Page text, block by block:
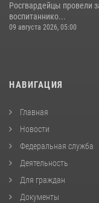
Росгвардейцы провели
воспитаннико...
09 августа 2026, 05:00
НАВИГАЦИЯ
Главная
Новости
Федеральная служба
Деятельность
Для граждан
Документы